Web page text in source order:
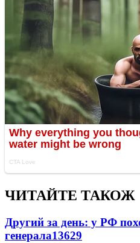
ЧИТАЙТЕ ТАКОЖ
Другий за день: у РФ
генерала13629